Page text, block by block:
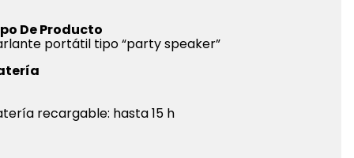
De Producto
portátil tipo “party speaker”
recargable: hasta 15 h